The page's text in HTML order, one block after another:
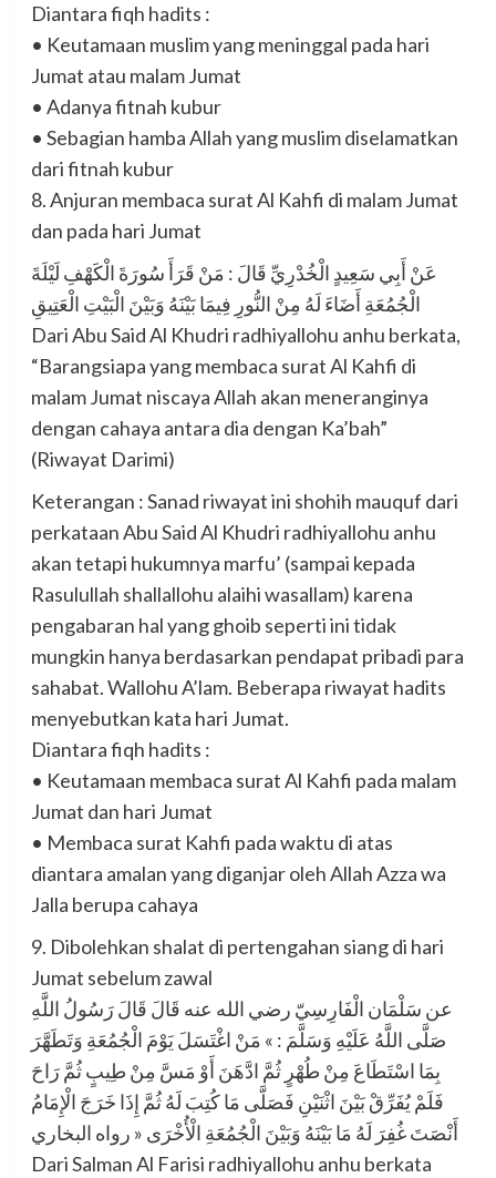
Diantara fiqh hadits :
• Keutamaan muslim yang meninggal pada hari
Jumat atau malam Jumat
• Adanya fitnah kubur
• Sebagian hamba Allah yang muslim diselamatkan
dari fitnah kubur
8. Anjuran membaca surat Al Kahfi di malam Jumat
dan pada hari Jumat
عَنْ أَبِي سَعِيدٍ الْخُدْرِيِّ قَالَ : مَنْ قَرَأَ سُورَةَ الْكَهْفِ لَيْلَةَ
الْجُمُعَةِ أَضَاءَ لَهُ مِنْ النُّورِ فِيمَا بَيْنَهُ وَبَيْنَ الْبَيْتِ الْعَتِيقِ
Dari Abu Said Al Khudri radhiyallohu anhu berkata,
“Barangsiapa yang membaca surat Al Kahfi di
malam Jumat niscaya Allah akan meneranginya
dengan cahaya antara dia dengan Ka’bah”
(Riwayat Darimi)
Keterangan : Sanad riwayat ini shohih mauquf dari
perkataan Abu Said Al Khudri radhiyallohu anhu
akan tetapi hukumnya marfu’ (sampai kepada
Rasulullah shallallohu alaihi wasallam) karena
pengabaran hal yang ghoib seperti ini tidak
mungkin hanya berdasarkan pendapat pribadi para
sahabat. Wallohu A’lam. Beberapa riwayat hadits
menyebutkan kata hari Jumat.
Diantara fiqh hadits :
• Keutamaan membaca surat Al Kahfi pada malam
Jumat dan hari Jumat
• Membaca surat Kahfi pada waktu di atas
diantara amalan yang diganjar oleh Allah Azza wa
Jalla berupa cahaya
9. Dibolehkan shalat di pertengahan siang di hari
Jumat sebelum zawal
عن سَلْمَان الْفَارِسِيّ رضي الله عنه قَالَ قَالَ رَسُولُ اللَّهِ
صَلَّى اللَّهُ عَلَيْهِ وَسَلَّمَ : » مَنْ اغْتَسَلَ يَوْمَ الْجُمُعَةِ وَتَطَهَّرَ
بِمَا اسْتَطَاعَ مِنْ طُهْرٍ ثُمَّ ادَّهَنَ أَوْ مَسَّ مِنْ طِيبٍ ثُمَّ رَاحَ
فَلَمْ يُفَرِّقْ بَيْنَ اثْنَيْنِ فَصَلَّى مَا كُتِبَ لَهُ ثُمَّ إِذَا خَرَجَ الْإِمَامُ
أَنْصَتَ غُفِرَ لَهُ مَا بَيْنَهُ وَبَيْنَ الْجُمُعَةِ الْأُخْرَى « رواه البخاري
Dari Salman Al Farisi radhiyallohu anhu berkata